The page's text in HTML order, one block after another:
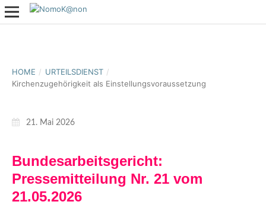
HOME / URTEILSDIENST /
Kirchenzugehörigkeit als Einstellungsvoraussetzung
21. Mai 2026
Bundesarbeitsgericht:
Pressemitteilung Nr. 21 vom
21.05.2026